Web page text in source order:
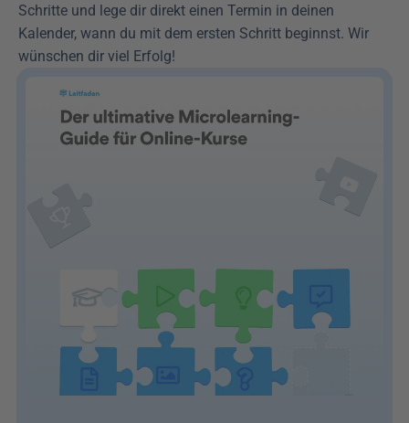
Schritte und lege dir direkt einen Termin in deinen
Kalender, wann du mit dem ersten Schritt beginnst. Wir
wünschen dir viel Erfolg!